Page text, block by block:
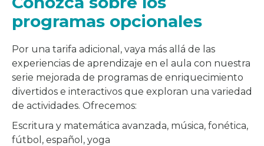
programas opcionales
Por una tarifa adicional, vaya más allá de las
experiencias de aprendizaje en el aula con nuestra
serie mejorada de programas de enriquecimiento
divertidos e interactivos que exploran una variedad
de actividades. Ofrecemos:
Escritura y matemática avanzada, música, fonética,
fútbol, español, yoga